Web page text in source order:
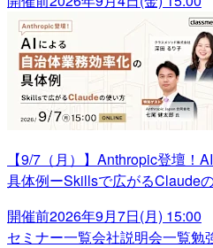
【9/7（月）】Anthropic登壇！
具体例ーSkillsで広がるClaude
開催前2026年9月7日(月) 15:00
セミナー一覧会社説明会一覧勉